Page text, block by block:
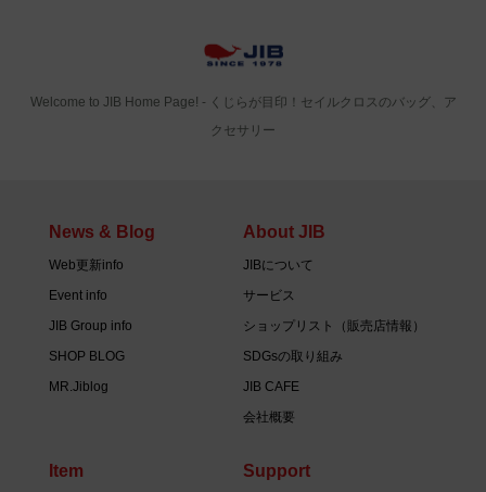
Welcome to JIB Home Page! ‐ くじらが目印！セイルクロスのバッグ、ア
クセサリー
News & Blog
Web更新info
Event info
JIB Group info
SHOP BLOG
MR.Jiblog
About JIB
JIBについて
サービス
ショップリスト（販売店情報）
SDGsの取り組み
JIB CAFE
会社概要
Item Support